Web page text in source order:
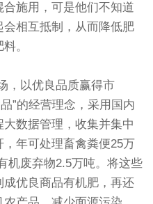
施用，可是他们不知道
相互抵制，从而降低肥
。
，以优良品质赢得市
”的经营理念，采用国内
数据管理，收集并集中
年可处理畜禽粪便25万
机废弃物2.5万吨。将这些
优良商品有机肥，再还